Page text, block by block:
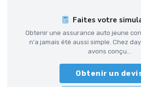
Faites votre
Obtenir une assurance auto jeune
n'a jamais été aussi simple. Chez
avons conçu...
Obtenir un